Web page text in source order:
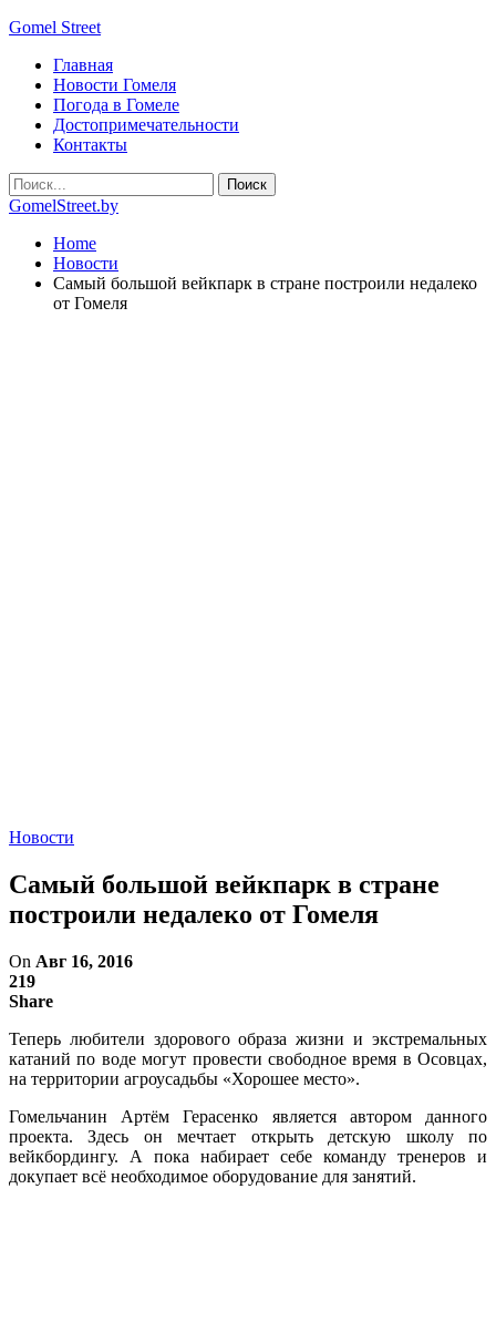
Gomel Street
Главная
Новости Гомеля
Погода в Гомеле
Достопримечательности
Контакты
GomelStreet.by
Home
Новости
Самый большой вейкпарк в стране построили недалеко
от Гомеля
Новости
Самый большой вейкпарк в стране
построили недалеко от Гомеля
On Авг 16, 2016
219
Share
Теперь любители здорового образа жизни и экстремальных
катаний по воде могут провести свободное время в Осовцах,
на территории агроусадьбы «Хорошее место».
Гомельчанин Артём Герасенко является автором данного
проекта. Здесь он мечтает открыть детскую школу по
вейкбордингу. А пока набирает себе команду тренеров и
докупает всё необходимое оборудование для занятий.